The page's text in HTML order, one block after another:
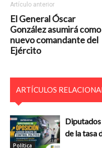
Artículo anterior
El General Óscar
González asumirá como
nuevo comandante del
Ejército
ARTÍCULOS
Política
de la tasa